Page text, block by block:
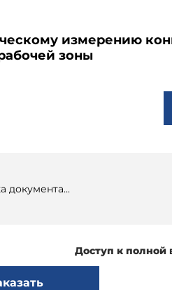
измерению
зоны
документа...
Доступ к полной